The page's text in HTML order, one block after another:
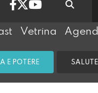
Vetrina
E POTERE